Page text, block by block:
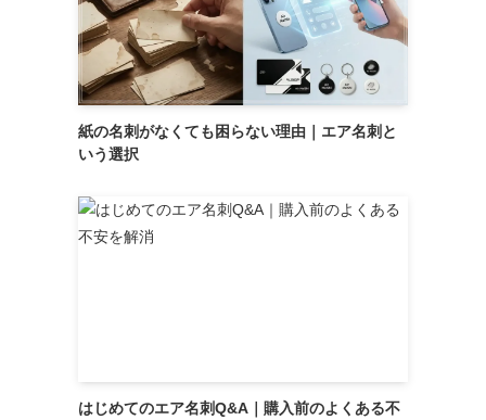
紙の名刺がなくても困らない理由｜エア名刺と
いう選択
はじめてのエア名刺Q&A｜購入前のよくある不